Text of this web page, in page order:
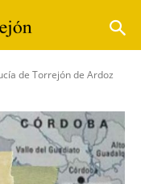
de Torrejón de Ardoz